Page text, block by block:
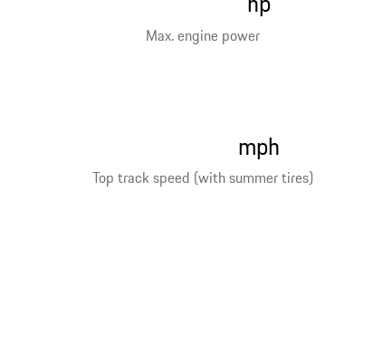
Max. engine power
Top track speed (with summer tires)
mph